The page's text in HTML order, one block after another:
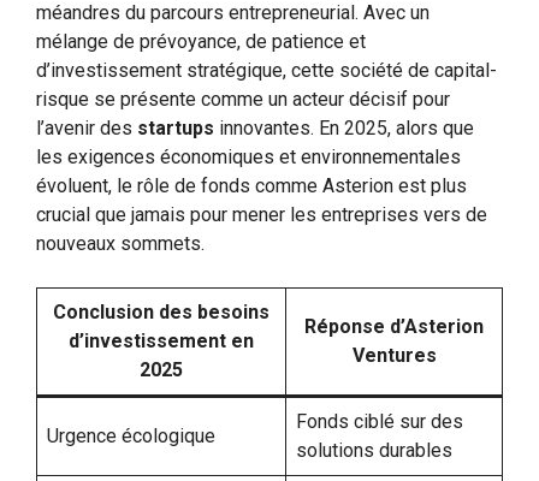
méandres du parcours entrepreneurial. Avec un
mélange de prévoyance, de patience et
d’investissement stratégique, cette société de capital-
risque se présente comme un acteur décisif pour
l’avenir des startups innovantes. En 2025, alors que
les exigences économiques et environnementales
évoluent, le rôle de fonds comme Asterion est plus
crucial que jamais pour mener les entreprises vers de
nouveaux sommets.
Conclusion des besoins
d’investissement en
2025
Réponse d’Asterion
Ventures
Urgence écologique
Fonds ciblé sur des
solutions durables